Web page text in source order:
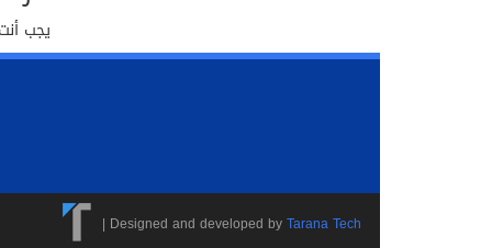
يجب
Designed and developed byTarana Tech
|